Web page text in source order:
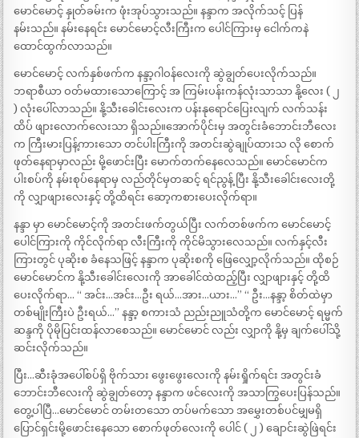
မောင်မောင့် နှုတ်ခမ်းက ဖုံးအုပ်သွားသည်။ နန္ဒာက အလိုက်သင့် ပြန်
နမ်းသည်။ နမ်းနေရင်း မောင်မောင့်လီးကြီးက ပေါင်ကြားမှ ငေါက်ကနဲ
ထောင်ထွက်လာသည်။
မောင်မောင့် လက်နှစ်ဖက်က နန္ဒာ့ဂါဝန်လေးကို ဆွဲချွတ်ပေးလိုက်သည်။
ဘရာစီယာ ဝတ်မထားသောကြောင့် အ ကြမ်းပန်းကန်လုံးသာသာ နို့လေး ( ၂
) လုံးပေါ်လာသည်။ နို့သီးခေါင်းလေးက ပန်းနုရောင်ပြေးလျက် လက်သန်း
ထိပ် ဖျားလောက်လေးသာ ရှိသည်။အောက်ပိုင်းမှ အတွင်းခံဘောင်းဘီလေး
က ကြီးမားပြန့်ကားသော တင်ပါးကြီးကို အတင်းဆွဲချုပ်ထားသ လို စောက်
ဖုတ်နေရာမှာလည်း မို့ဖောင်းပြီး မောက်တက်နေလေသည်။ မောင်မောင်က
ပါးစပ်ကို နမ်းစုပ်နေရာမှ လည်တိုင်မှတဆင့် ရင်ညွန့် ပြီး နို့သီးခေါင်းလေးတို့
ကို လျှာဖျားလေးနှင့် တို့ထိရင်း ဆော့ကစားပေးလိုက်ရာ။
နန္ဒာ မှာ မောင်မောင့်ကို အတင်းဖက်တွယ်ပြီး လက်တစ်ဖက်က မောင်မောင့်
ပေါင်ကြားကို ကိုင်လိုက်ရာ လီးကြီးကို ကိုင်မိသွားလေသည်။ လက်နှင့်လီး
ကြားတွင် ပုဆိုးစ ခံနေသဖြင့် နန္ဒာက ပုဆိုးစကို ဖြေလျှော့လိုက်သည်။ ထိုစဉ်
မောင်မောင်က နို့သီးခေါင်းလေးကို အာခေါင်ထဲထည့်ပြီး လျှာဖျားနှင့် တို့ထိ
ပေးလိုက်ရာ… “ အင်း…အင်း…ဦး ရယ်…အား…ယား…” “ ဦး…နန္ဒာ့ စိတ်ထဲမှာ
တစ်မျိုးကြီးပဲ ဦးရယ်…” နန္ဒာ့ စကားသံ ညည်းညူသံတို့က မောင်မောင့် ရမ္မက်
ဆန္ဒကို ပိုမိုပြင်းထန်လာစေသည်။ မောင်မောင် လည်း လျှာကို နို့မှ ချက်ပေါ်သို့
ဆင်းလိုက်သည်။
ပြီး…ဆီးခုံအပေါ်စပ်ရှိ ဗိုက်သား ဖွေးဖွေးလေးကို နမ်းရှိုက်ရင်း အတွင်းခံ
ဘောင်းဘီလေးကို ဆွဲချွတ်တော့ နန္ဒာက ဖင်လေးကို အသာကြွပေးပြန်သည်။
တွေ့ပါပြီ…မောင်မောင် တမ်းတသော တပ်မက်သော အမွှေးတစ်ပင်မျှမရှိ
ပြောင်ရှင်းမို့ဖောင်းနေသော စောက်ဖုတ်လေးကို ပေါင် ( ၂ ) ချောင်းဆွဲဖြဲရင်း